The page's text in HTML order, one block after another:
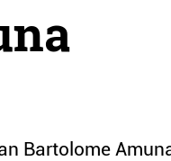
Bartolome